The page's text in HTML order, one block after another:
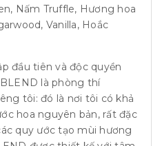
Nấm Truffle, Hương hoa
Vanilla, Hoắc
đầu tiên và độc quyền
là phòng thí
tôi: đó là nơi tôi có khả
hoa nguyên bản, rất đặc
quy ước tạo mùi hương